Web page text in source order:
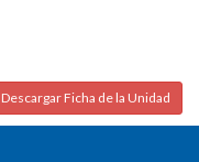
Descargar Ficha de la Unidad